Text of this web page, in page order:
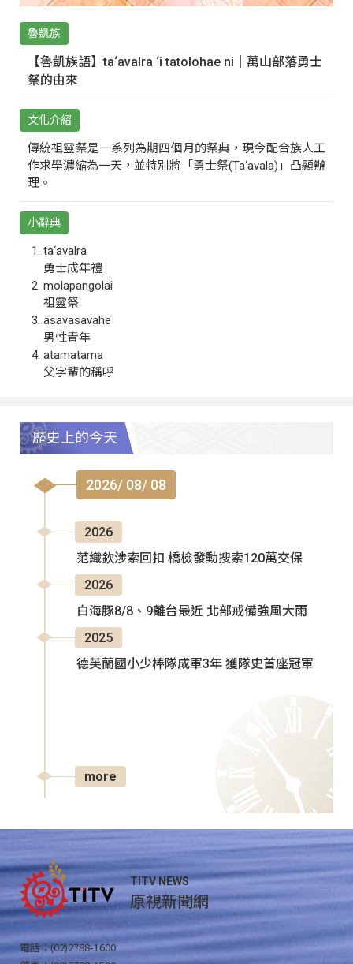
魯凱族
【魯凱族語】ta‘avalra ‘i tatolohae ni｜萬山部落勇士
祭的由來
文化介紹
傳統祖靈祭是一系列為期四個月的祭典，現今配合族人工
作求學濃縮為一天，並特別將「勇士祭(Ta‘avala)」凸顯辦
理。
小辭典
ta‘avalra
勇士成年禮
molapangolai
祖靈祭
asavasavahe
男性青年
atamatama
父字輩的稱呼
歷史上的今天
2026/ 08/ 08
2026
范織欽涉索回扣 橋檢發動搜索120萬交保
2026
白海豚8/8、9離台最近 北部戒備強風大雨
2025
德芙蘭國小少棒隊成軍3年 獲隊史首座冠軍
more
TITV NEWS
原視新聞網
電話：(02)2788-1600